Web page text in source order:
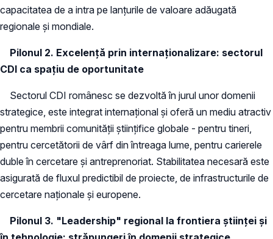
capacitatea de a intra pe lanţurile de valoare adăugată
regionale şi mondiale.
Pilonul 2. Excelenţă prin internaţionalizare: sectorul
CDI ca spaţiu de oportunitate
Sectorul CDI românesc se dezvoltă în jurul unor domenii
strategice, este integrat internaţional şi oferă un mediu atractiv
pentru membrii comunităţii ştiinţifice globale - pentru tineri,
pentru cercetătorii de vârf din întreaga lume, pentru carierele
duble în cercetare şi antreprenoriat. Stabilitatea necesară este
asigurată de fluxul predictibil de proiecte, de infrastructurile de
cercetare naţionale şi europene.
Pilonul 3. "Leadership" regional la frontiera ştiinţei şi